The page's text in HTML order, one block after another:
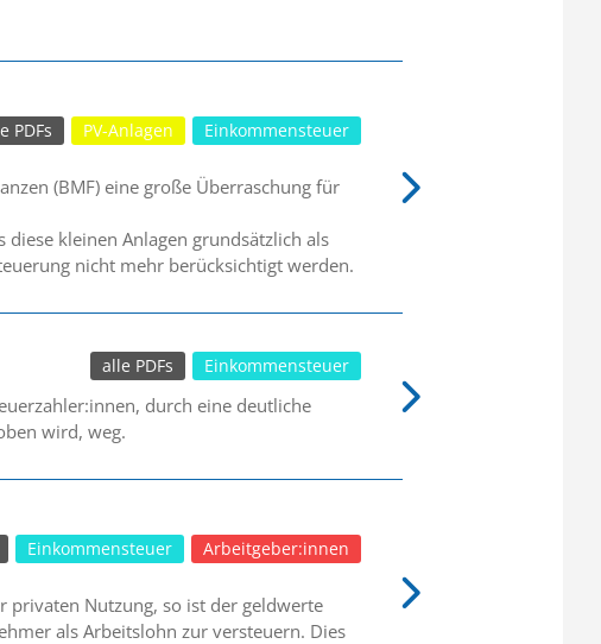
Einkommensteuer
PV-Anlagen
PDFs
(BMF) eine große Überraschung für
kleinen Anlagen grundsätzlich als
nicht mehr berücksichtigt werden.
Einkommensteuer
alle PDFs
durch eine deutliche
wird, weg.
Arbeitgeber:innen
Einkommensteuer
privaten Nutzung, so ist der geldwerte
als Arbeitslohn zur versteuern. Dies